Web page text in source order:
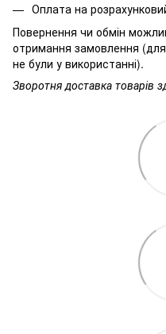
Оплата на
Повернення чи обмін
отримання замовлення (для
не були у використанні).
Зворотня доставка товарів